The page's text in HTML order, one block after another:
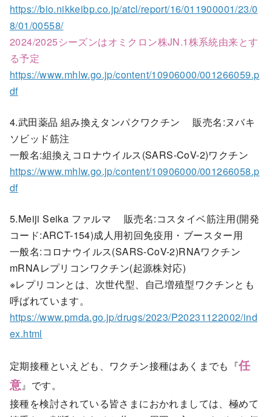
https://bio.nikkeibp.co.jp/atcl/report/16/011900001/23/0
8/01/00558/
2024/2025シーズンはオミクロン株JN.1株系統由来とす
る予定
https://www.mhlw.go.jp/content/10906000/001266059.p
df
4.武田薬品 組み換えタンパクワクチン 販売名:ヌバキ
ソビッド筋注
一般名:組換えコロナウイルス(SARS-CoV-2)ワクチン
https://www.mhlw.go.jp/content/10906000/001266058.p
df
5.Meiji Seika ファルマ 販売名:コスタイベ筋注用(開発
コード:ARCT-154)成人用初回免疫用・ブースター用
一般名:コロナウイルス(SARS-CoV-2)RNAワクチン
mRNAレプリコンワクチン(起源株対応)
※レプリコンとは、次世代型、自己増殖型ワクチンとも
呼ばれています。
https://www.pmda.go.jp/drugs/2023/P20231122002/ind
ex.html
定期接種といえども、ワクチン接種はあくまでも『任
意』です。
接種を検討されている皆さまにおかれましては、極めて